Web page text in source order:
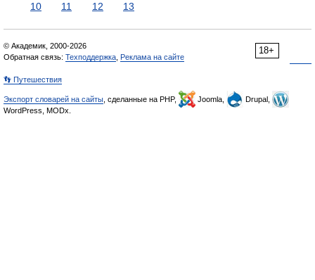
10
11 12 13
18+
© Академик, 2000-2026
Обратная связь: Техподдержка Реклама на сайте
👣 Путешествия
Экспорт словарей на сайты , сделанные на PHP, Joomla,
Drupal,
WordPress, MODx.